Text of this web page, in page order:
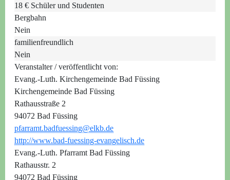
18 € Schüler und Studenten
Bergbahn
Nein
familienfreundlich
Nein
Veranstalter / veröffentlicht von:
Evang.-Luth. Kirchengemeinde Bad Füssing
Kirchengemeinde Bad Füssing
Rathausstraße 2
94072 Bad Füssing
pfarramt.badfuessing@elkb.de
http://www.bad-fuessing-evangelisch.de
Evang.-Luth. Pfarramt Bad Füssing
Rathausstr. 2
94072 Bad Füssing